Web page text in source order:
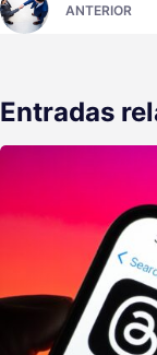
ANTERIOR
Entradas